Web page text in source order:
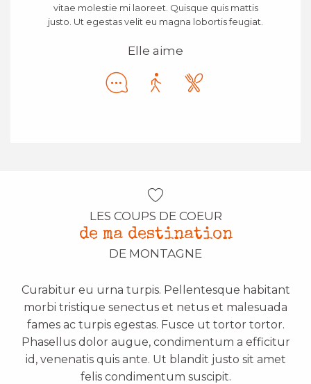
vitae molestie mi laoreet. Quisque quis mattis
justo. Ut egestas velit eu magna lobortis feugiat.
Elle aime
LES COUPS DE COEUR
de ma destination
DE MONTAGNE
Curabitur eu urna turpis. Pellentesque habitant
morbi tristique senectus et netus et malesuada
fames ac turpis egestas. Fusce ut tortor tortor.
Phasellus dolor augue, condimentum a efficitur
id, venenatis quis ante. Ut blandit justo sit amet
felis condimentum suscipit.